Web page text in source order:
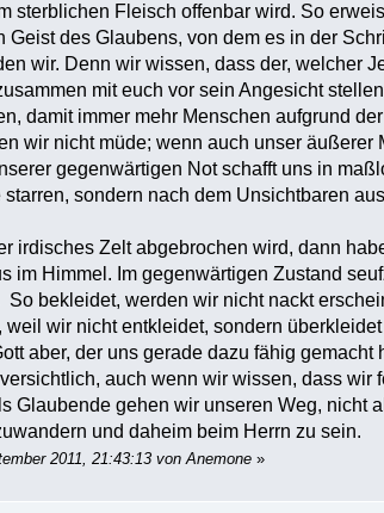
sterblichen Fleisch offenbar wird. So
Geist des Glaubens, von dem es in der
wir. Denn wir wissen, dass der, welcher
mit euch vor sein Angesicht
damit immer mehr Menschen aufgrund
wir nicht müde; wenn auch unser äußerer
gegenwärtigen Not schafft uns in
sondern nach dem Unsichtbaren
irdisches Zelt abgebrochen wird, dann
im Himmel. Im gegenwärtigen Zustand
bekleidet, werden wir nicht nackt
weil wir nicht entkleidet, sondern
aber, der uns gerade dazu fähig
auch wenn wir wissen, dass
Glaubende gehen wir unseren Weg,
und daheim beim Herrn zu sein.
2011, 21:43:13 von Anemone »